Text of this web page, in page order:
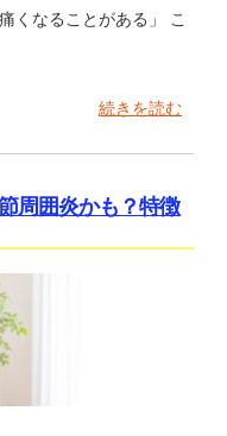
くなることがある」 こ
続きを読む
周囲炎かも？特徴